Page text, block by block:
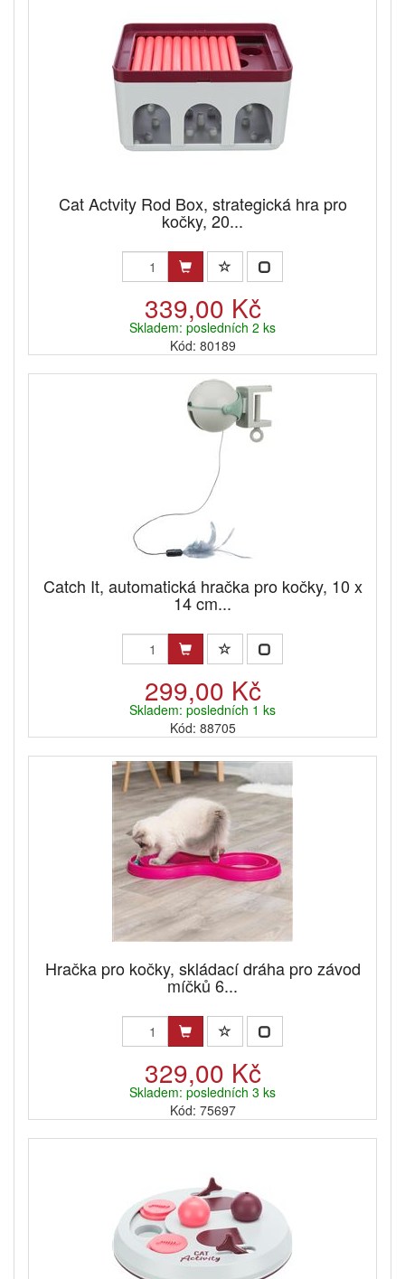
Cat Actvity Rod Box, strategická hra pro
kočky, 20...
339,00 Kč
Skladem: posledních 2 ks
Kód: 80189
Catch It, automatická hračka pro kočky, 10 x
14 cm...
299,00 Kč
Skladem: posledních 1 ks
Kód: 88705
Hračka pro kočky, skládací dráha pro závod
míčků 6...
329,00 Kč
Skladem: posledních 3 ks
Kód: 75697